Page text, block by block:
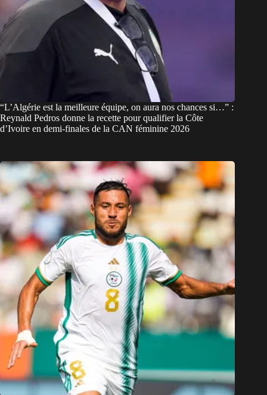
“L’Algérie est la meilleure équipe, on aura nos chances si…” :
Reynald Pedros donne la recette pour qualifier la Côte
d’Ivoire en demi-finales de la CAN féminine 2026